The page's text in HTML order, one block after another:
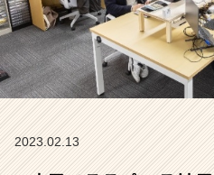
ァ
ク
ト
の
タ
2023.02.13